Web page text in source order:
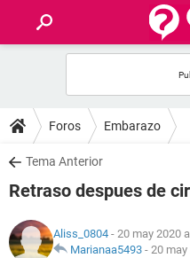
FOROS
SALUD
NUTRICIÓN
Foros Embarazo
Tema Anterior
Retraso despues de
Aliss_0804 - 20 may 2020
Marianaa5493 - 20 may